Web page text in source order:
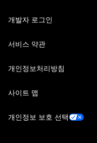
개발자 로그인
서비스 약관
개인정보처리방침
사이트 맵
개인정보 보호 선택